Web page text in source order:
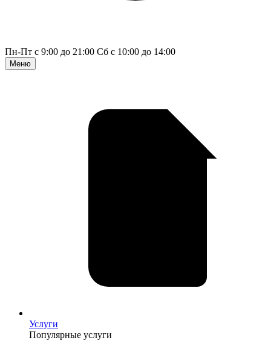
Пн-Пт с 9:00 до 21:00 Сб с 10:00 до 14:00
Меню
Услуги
Популярные услуги